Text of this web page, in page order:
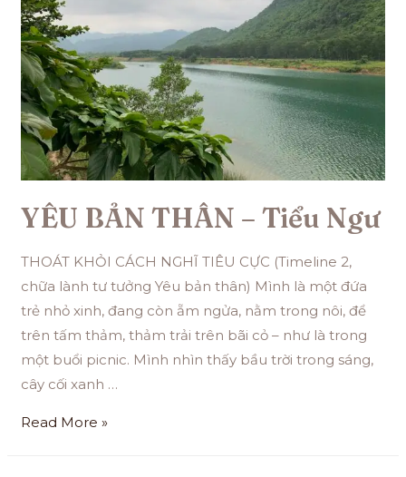
YÊU BẢN THÂN – Tiểu Ngư
THOÁT KHỎI CÁCH NGHĨ TIÊU CỰC (Timeline 2,
chữa lành tư tưởng Yêu bản thân) Mình là một đứa
trẻ nhỏ xinh, đang còn ẵm ngửa, nằm trong nôi, để
trên tấm thảm, thảm trải trên bãi cỏ – như là trong
một buổi picnic. Mình nhìn thấy bầu trời trong sáng,
cây cối xanh …
Read More »